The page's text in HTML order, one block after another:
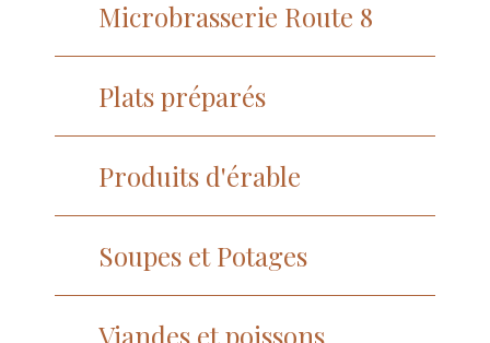
Microbrasserie Route 8
Plats préparés
Produits d'érable
Soupes et Potages
Viandes et poissons